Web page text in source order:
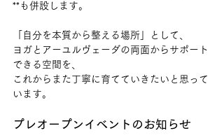
**も併設します。
「自分を本質から整える場所」として、
ヨガとアーユルヴェーダの両面からサポート
できる空間を、
これからまた丁寧に育てていきたいと思って
います。
プレオープンイベントのお知らせ